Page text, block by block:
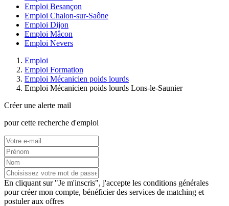
Emploi Besançon
Emploi Chalon-sur-Saône
Emploi Dijon
Emploi Mâcon
Emploi Nevers
Emploi
Emploi Formation
Emploi Mécanicien poids lourds
Emploi Mécanicien poids lourds Lons-le-Saunier
Créer une alerte mail
pour cette recherche d'emploi
En cliquant sur "Je m'inscris", j'accepte les conditions générales
pour créer mon compte, bénéficier des services de matching et
postuler aux offres